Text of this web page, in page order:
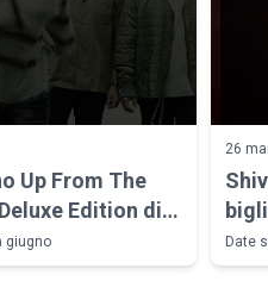
Up From The
Edition di
giugno
26
Date